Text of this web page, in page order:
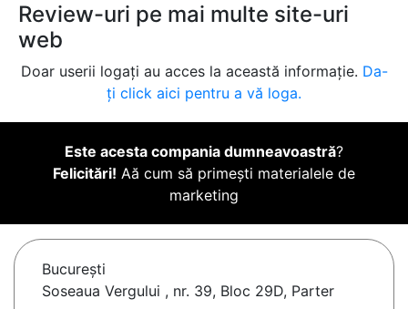
Review-uri pe mai multe site-uri
web
Doar userii logați au acces la această informație. Da-
ți click aici pentru a vă loga.
Este acesta compania dumneavoastră?
Felicitări! Aă cum să primești materialele de
marketing
Bucureşti
Soseaua Vergului , nr. 39, Bloc 29D, Parter